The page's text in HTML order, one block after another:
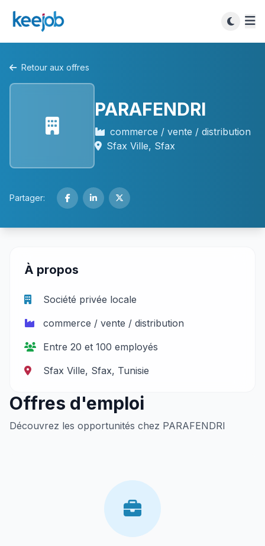
Retour aux offres
PARAFENDRI
commerce / vente / distribution
Sfax Ville, Sfax
Partager:
À propos
Société privée locale
commerce / vente / distribution
Entre 20 et 100 employés
Sfax Ville, Sfax, Tunisie
Offres d'emploi
Découvrez les opportunités chez PARAFENDRI